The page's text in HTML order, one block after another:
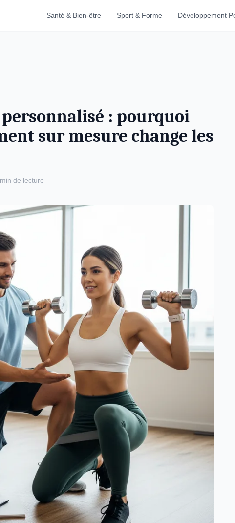
Santé & Bien-être Sport & Forme Développement
: pourquoi
sur mesure change les
de lecture